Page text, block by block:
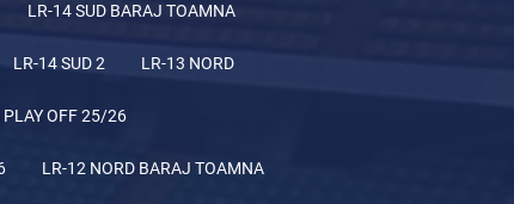
LR-14 SUD BARAJ TOAMNA
LR-14 SUD 2 LR-13 NORD
PLAY OFF 25/26
LR-12 NORD BARAJ TOAMNA